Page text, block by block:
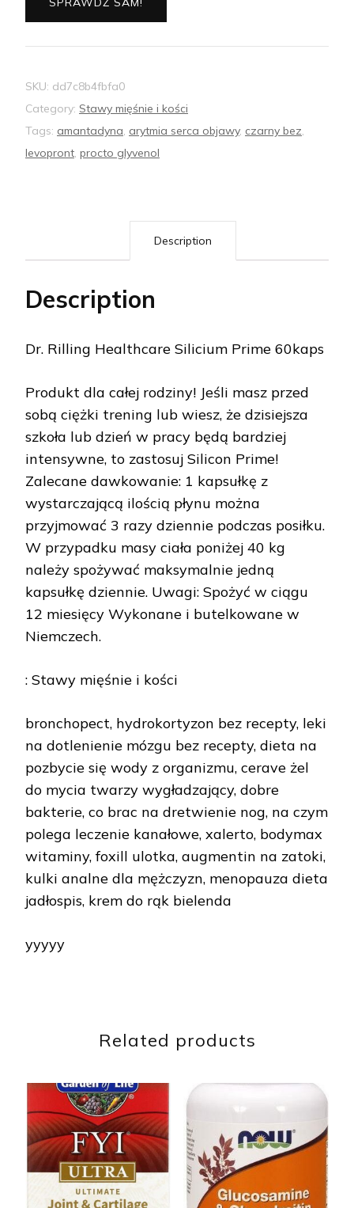
SKU: dd7c8b4fbfa0
Category: Stawy mięśnie i kości
Tags: amantadyna, arytmia serca objawy, czarny bez,
levopront, procto glyvenol
Description
Description
Dr. Rilling Healthcare Silicium Prime 60kaps
Produkt dla całej rodziny! Jeśli masz przed
sobą ciężki trening lub wiesz, że dzisiejsza
szkoła lub dzień w pracy będą bardziej
intensywne, to zastosuj Silicon Prime!
Zalecane dawkowanie: 1 kapsułkę z
wystarczającą ilością płynu można
przyjmować 3 razy dziennie podczas posiłku.
W przypadku masy ciała poniżej 40 kg
należy spożywać maksymalnie jedną
kapsułkę dziennie. Uwagi: Spożyć w ciągu
12 miesięcy Wykonane i butelkowane w
Niemczech.
: Stawy mięśnie i kości
bronchopect, hydrokortyzon bez recepty, leki
na dotlenienie mózgu bez recepty, dieta na
pozbycie się wody z organizmu, cerave żel
do mycia twarzy wygładzający, dobre
bakterie, co brac na dretwienie nog, na czym
polega leczenie kanałowe, xalerto, bodymax
witaminy, foxill ulotka, augmentin na zatoki,
kulki analne dla mężczyzn, menopauza dieta
jadłospis, krem do rąk bielenda
yyyyy
Related products